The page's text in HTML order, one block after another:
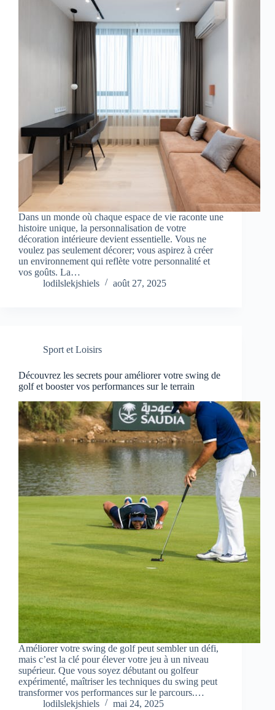
Dans un monde où chaque espace de vie raconte une
histoire unique, la personnalisation de votre
décoration intérieure devient essentielle. Vous ne
voulez pas seulement décorer; vous aspirez à créer
un environnement qui reflète votre personnalité et
vos goûts. La…
lodilslekjshiels
août 27, 2025
Sport et Loisirs
Découvrez les secrets pour améliorer votre swing de
golf et booster vos performances sur le terrain
Améliorer votre swing de golf peut sembler un défi,
mais c’est la clé pour élever votre jeu à un niveau
supérieur. Que vous soyez débutant ou golfeur
expérimenté, maîtriser les techniques du swing peut
transformer vos performances sur le parcours.…
lodilslekjshiels
mai 24, 2025